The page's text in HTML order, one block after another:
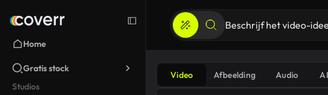
Home
Gratis stock
Studios
Video Afbeelding Audio